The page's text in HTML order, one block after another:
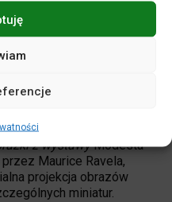
107 Dymitra
interpretacja dzieła,
jak i publiczności
muzycznego.
Filharmonii jak również
w ramach programu
z wystawyModesta
Maurice Ravela,
projekcja obrazów
miniatur.